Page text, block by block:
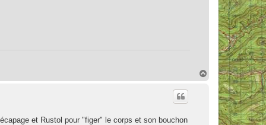
et Rustol pour "figer" le corps et son bouchon